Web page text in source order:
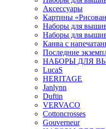
Аксессуары
Картины
Наборы для
Наборы для
Канва с
Последние
НАБОРЫ ДЛЯ
LucaS
HERITAGE
Janlynn
Duftin
VERVACO
Cottoncrosses
Gouverneur